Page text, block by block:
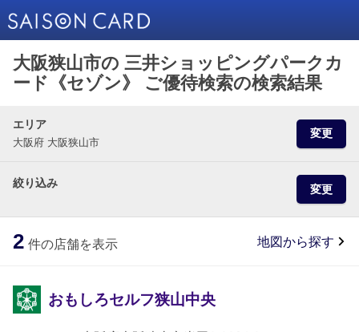
大阪狭山市の 三井ショッピングパークカ
ード《セゾン》 ご優待検索の検索結果
エリア
大阪府 大阪狭山市
変更
絞り込み 変更
2 件の店舗を表示 地図から探す
おもしろセルフ狭山中央